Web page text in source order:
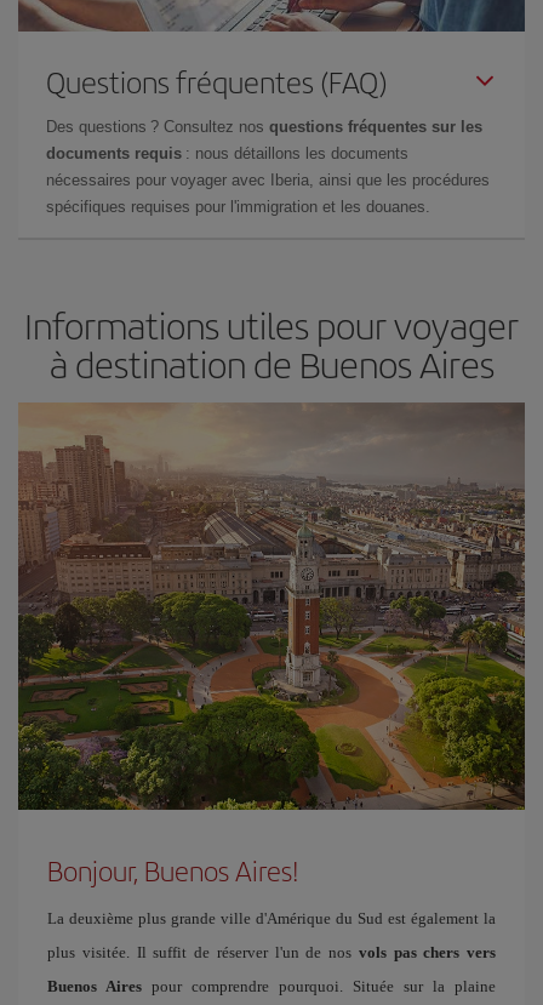
Questions fréquentes (FAQ)
Des questions ? Consultez nos questions fréquentes sur les
documents requis : nous détaillons les documents
nécessaires pour voyager avec Iberia, ainsi que les procédures
spécifiques requises pour l'immigration et les douanes.
Informations utiles pour voyager
à destination de Buenos Aires
Bonjour, Buenos Aires!
La deuxième plus grande ville d'Amérique du Sud est également la
plus visitée. Il suffit de réserver l'un de nos vols pas chers vers
Buenos Aires pour comprendre pourquoi. Située sur la plaine